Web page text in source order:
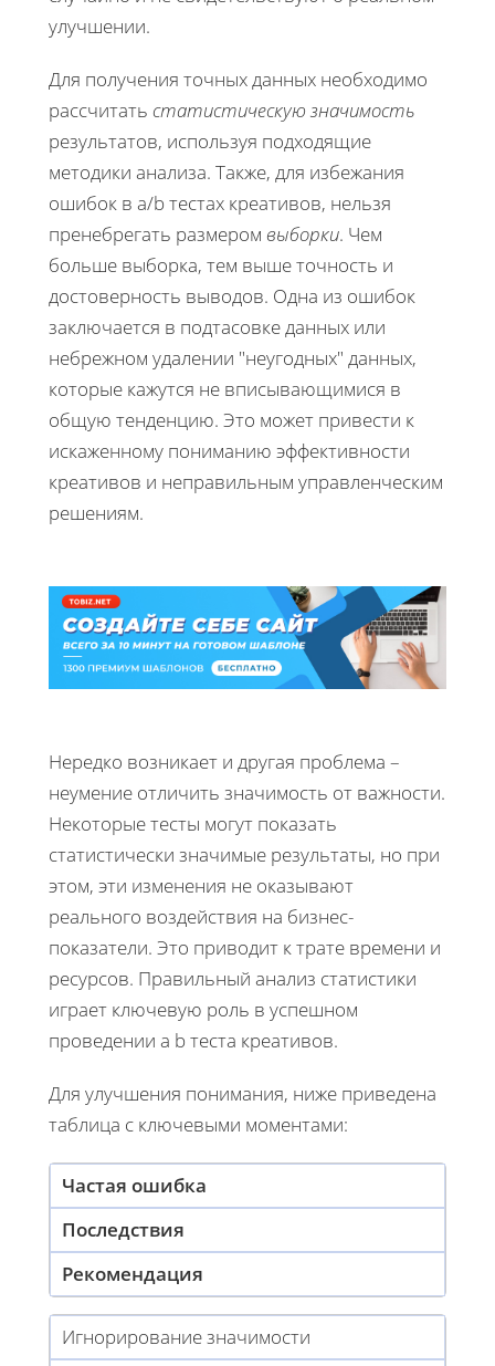
улучшении.
Для получения точных данных необходимо
рассчитать статистическую значимость
результатов, используя подходящие
методики анализа. Также, для избежания
ошибок в a/b тестах креативов, нельзя
пренебрегать размером выборки. Чем
больше выборка, тем выше точность и
достоверность выводов. Одна из ошибок
заключается в подтасовке данных или
небрежном удалении "неугодных" данных,
которые кажутся не вписывающимися в
общую тенденцию. Это может привести к
искаженному пониманию эффективности
креативов и неправильным управленческим
решениям.
Нередко возникает и другая проблема –
неумение отличить значимость от важности.
Некоторые тесты могут показать
статистически значимые результаты, но при
этом, эти изменения не оказывают
реального воздействия на бизнес-
показатели. Это приводит к трате времени и
ресурсов. Правильный анализ статистики
играет ключевую роль в успешном
проведении a b теста креативов.
Для улучшения понимания, ниже приведена
таблица с ключевыми моментами:
Частая ошибка
Последствия
Рекомендация
Игнорирование значимости